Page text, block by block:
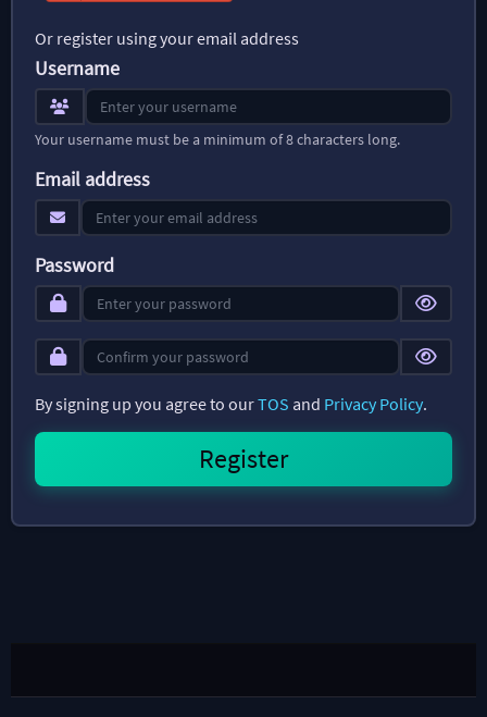
Or register using your email address
Username
Your username must be a minimum of 8 characters long.
Email address
Password
By signing up you agree to ourTOS and Privacy Policy.